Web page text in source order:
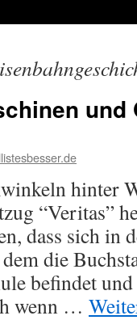
und
hinter
“Veritas”
dass sich in
die
befindet
wenn …